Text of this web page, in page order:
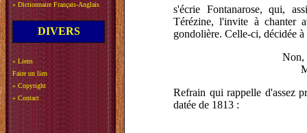
» Dictionnaire Français-Anglais
DIVERS
» Liens
Faire un lien
» Copyright
» Contact
s'écrie Fontanarose, qui,
Térézine, l'invite à chanter
gondolière. Celle-ci, décidée
Non,
Refrain qui rappelle d'assez
datée de 1813 :